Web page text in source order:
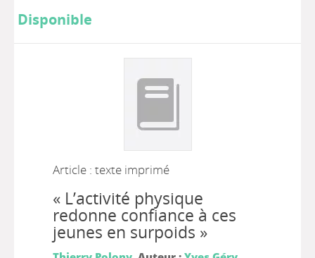
Disponible
Article : texte imprimé
« L’activité physique
redonne confiance à ces
jeunes en surpoids »